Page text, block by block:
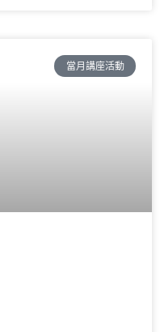
當月講座活動